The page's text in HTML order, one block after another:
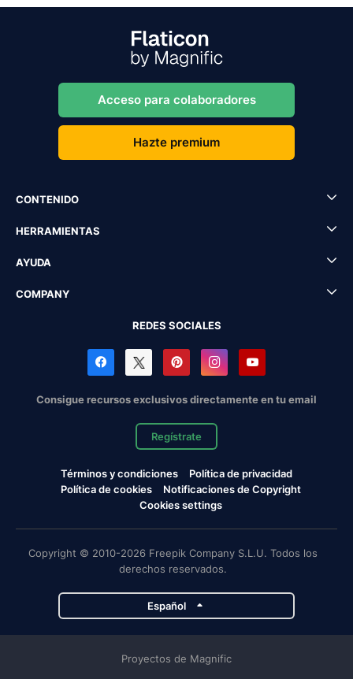
Acceso para colaboradores
Hazte premium
CONTENIDO
HERRAMIENTAS
AYUDA
COMPANY
REDES SOCIALES
Consigue recursos exclusivos directamente en tu email
Regístrate
Términos y condiciones
Política de privacidad
Política de cookies
Notificaciones de Copyright
Cookies settings
Copyright © 2010-2026 Freepik Company S.L.U. Todos los
derechos reservados.
Español
Proyectos de Magnific